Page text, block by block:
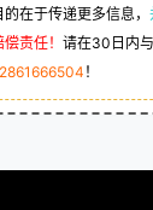
在于传递更多信息，
责任！ 请在30日内与
2861666504 ！